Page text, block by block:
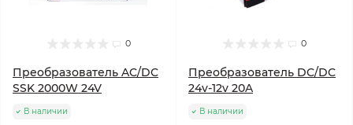
0
Преобразователь AC/DC
SSK 2000W 24V
В наличии
0
Преобразователь DC/DC
24v-12v 20A
В наличии